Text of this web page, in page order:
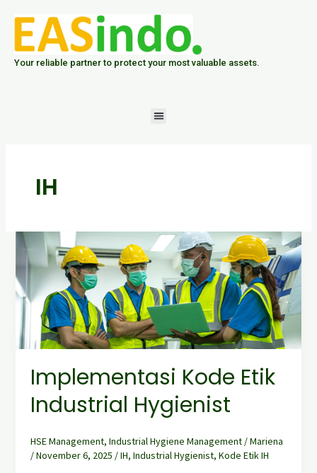
content
Your reliable partner to protect your most valuable assets.
Menu
IH
Implementasi Kode Etik
Industrial Hygienist
HSE Management, Industrial Hygiene Management/Mariena
/November 6, 2025 /IH, Industrial Hygienist, Kode Etik IH
Implementasi
Kode
Etik
Industrial
Hygienist